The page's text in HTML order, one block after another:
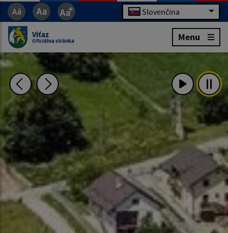
Slovenčina
Víťaz
Oficiálna stránka Menu